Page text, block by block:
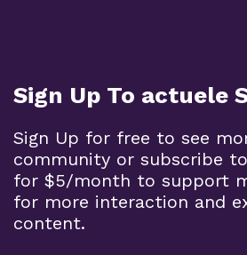
Sign Up To actuele
Sign Up for free to see
community or subscribe
for $5/month to support
for more interaction and
content.